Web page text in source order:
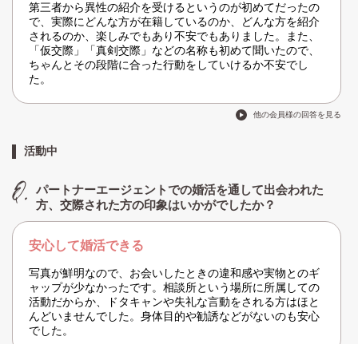
第三者から異性の紹介を受けるというのが初めてだったの
で、実際にどんな方が在籍しているのか、どんな方を紹介
されるのか、楽しみでもあり不安でもありました。また、
「仮交際」「真剣交際」などの名称も初めて聞いたので、
ちゃんとその段階に合った行動をしていけるか不安でし
た。
他の会員様の回答を見る
活動中
パートナーエージェントでの婚活を通して出会われた
方、交際された方の印象はいかがでしたか？
安心して婚活できる
写真が鮮明なので、お会いしたときの違和感や実物とのギ
ャップが少なかったです。相談所という場所に所属しての
活動だからか、ドタキャンや失礼な言動をされる方はほと
んどいませんでした。身体目的や勧誘などがないのも安心
でした。